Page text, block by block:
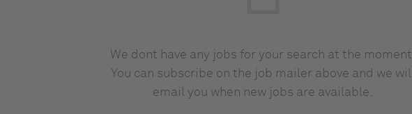
We dont have any jobs for your search at the moment.
You can subscribe on the job mailer above and we will
email you when new jobs are available.